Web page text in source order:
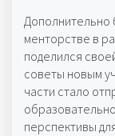
Дополнительно
менторстве в
поделился
советы новым
части стало
перспективы